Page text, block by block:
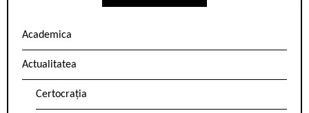
Academica
Actualitatea
Certocrația